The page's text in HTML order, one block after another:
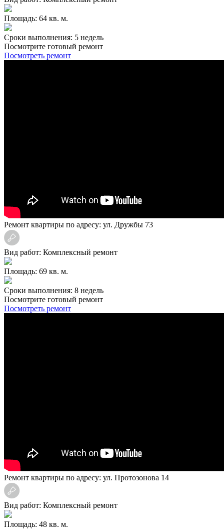
Площадь: 64 кв. м.
Сроки выполнения: 5 недель
Посмотрите готовый ремонт
Посмотреть ремонт
Ремонт квартиры по адресу: ул. Дружбы 73
Вид работ: Комплексный ремонт
Площадь: 69 кв. м.
Сроки выполнения: 8 недель
Посмотрите готовый ремонт
Посмотреть ремонт
Ремонт квартиры по адресу: ул. Протозонова 14
Вид работ: Комплексный ремонт
Площадь: 48 кв. м.